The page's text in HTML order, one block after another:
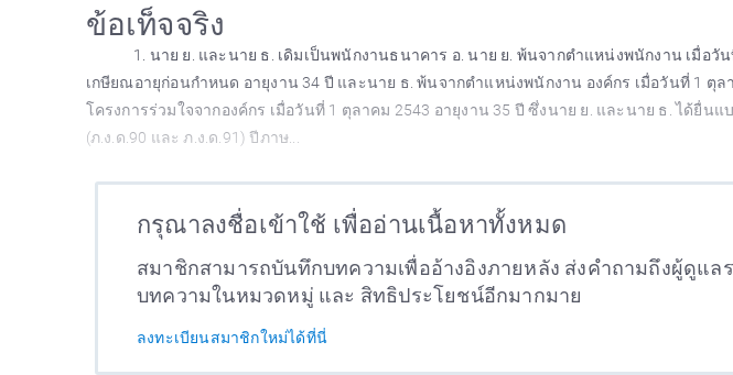
ข้อเท็จจริง
1. นาย ย. และนาย ธ. เดิมเป็นพนักงานธนาคาร อ. นาย ย. พ้นจากตำแหน่งพนักงาน เมื่อวั
เกษียณอายุก่อนกำหนด อายุงาน 34 ปี และนาย ธ. พ้นจากตำแหน่งพนักงาน องค์กร เมื่อวันที่ 1 ตุล
โครงการร่วมใจจากองค์กร เมื่อวันที่ 1 ตุลาคม 2543 อายุงาน 35 ปี ซึ่งนาย ย. และนาย ธ. ได้ยื่น
(ภ.ง.ด.90 และ ภ.ง.ด.91) ปีภาษ...
กรุณาลงชื่อเข้าใช้ เพื่ออ่านเนื้อหาทั้งหมด
สมาชิกสามารถบันทึกบทความเพื่ออ้างอิงภายหลัง ส่งคำถามถึงผู้ดูแล
บทความในหมวดหมู่ และ สิทธิประโยชน์อีกมากมาย
ลงทะเบียนสมาชิกใหม่ได้ที่นี่